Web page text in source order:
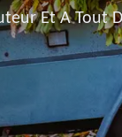
Et A Tout